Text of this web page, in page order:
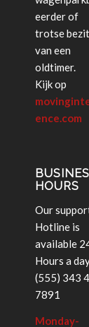
eerder of
trotse
van een
oldtimer.
Kijk op
ence.com
HOURS
Our
Hotline is
available
Hours a
(555) 343
7891
Monday-